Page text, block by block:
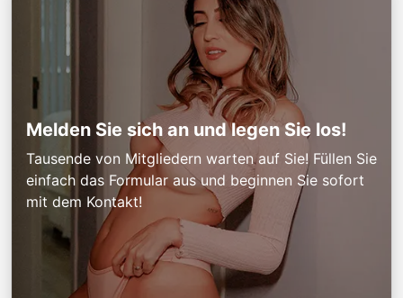
Melden Sie sich an und legen Sie los!
Tausende von Mitgliedern warten auf Sie! Füllen Sie
einfach das Formular aus und beginnen Sie sofort
mit dem Kontakt!